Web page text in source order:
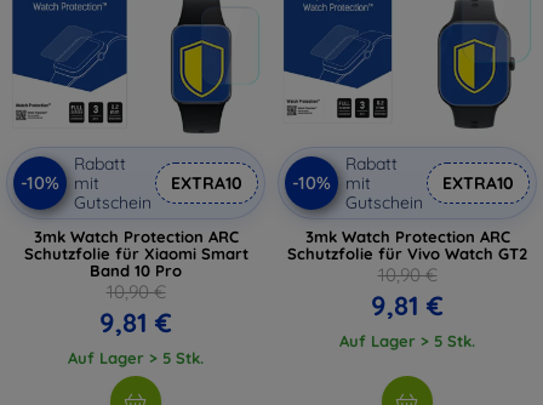
-10%
Rabatt
mit
Gutschein
EXTRA10
3mk Watch Protection ARC
Schutzfolie für Xiaomi Smart
Band 10 Pro
10,90 €
9,81 €
Auf Lager > 5 Stk.
-10%
Rabatt
mit
Gutschein
EXTRA10
3mk Watch Protection ARC
Schutzfolie für Vivo Watch GT2
10,90 €
9,81 €
Auf Lager > 5 Stk.